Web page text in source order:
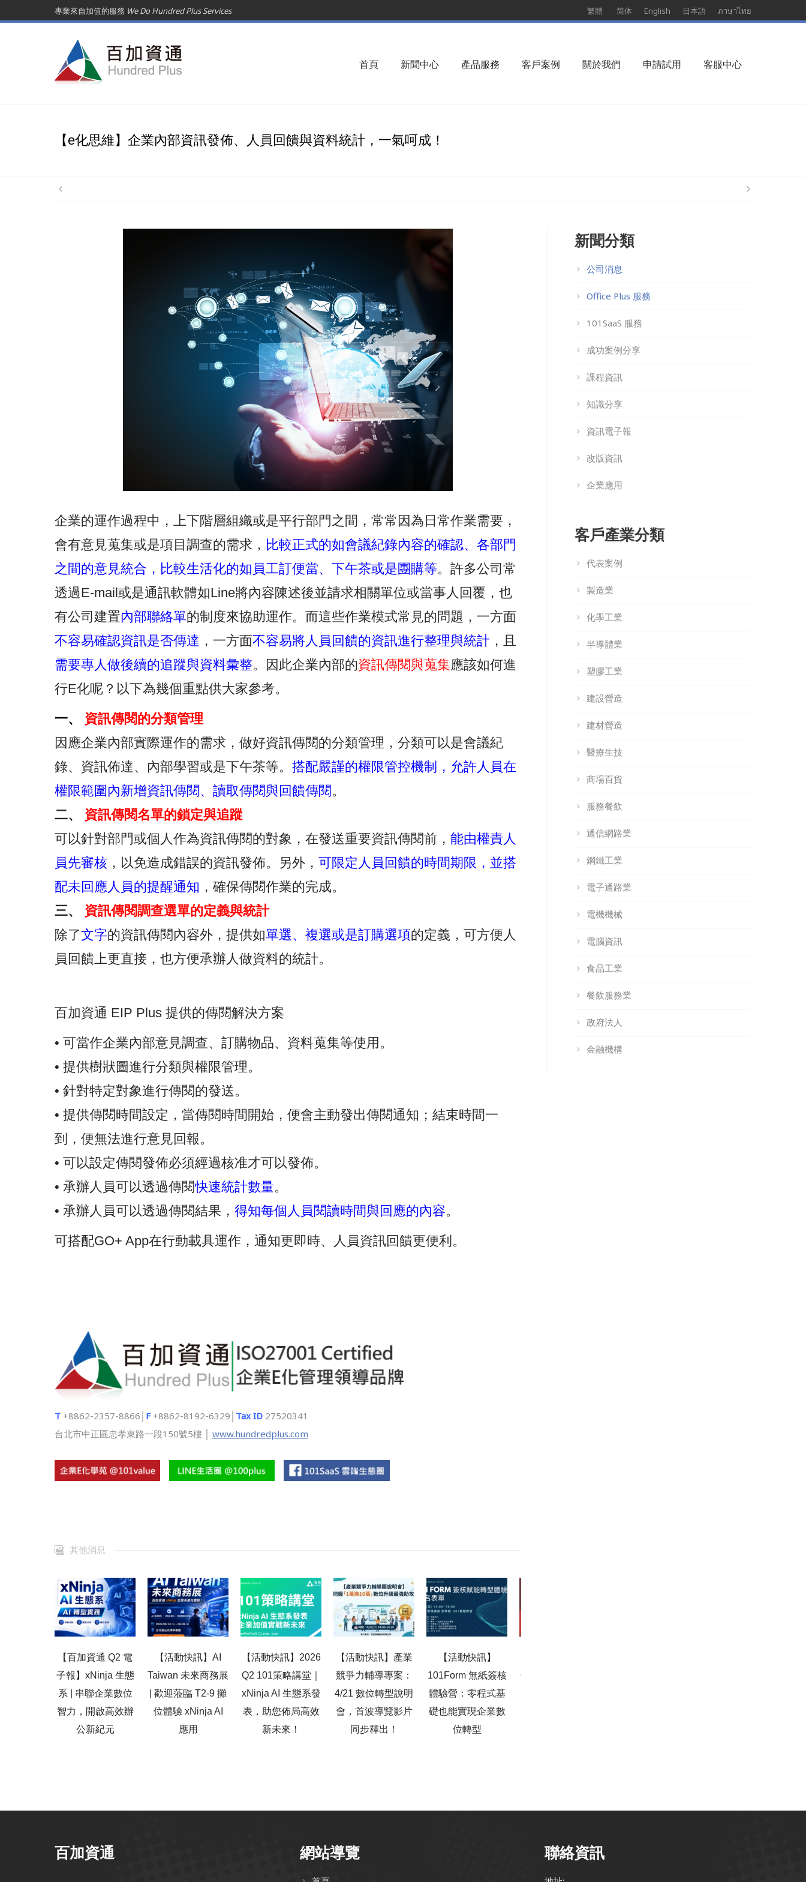
專業來自加值的服務 We Do Hundred Plus Services 繁體 简体 English 日本語 ภาษาไทย
首頁 新聞中心 產品服務 客戶案例 關於我們 申請試用 客服中心
【e化思維】企業內部資訊發佈、人員回饋與資料統計，一氣呵成！
企業的運作過程中，上下階層組織或是平行部門之間，常常因為日常作業需要，
會有意見蒐集或是項目調查的需求， 比較正式的如會議紀錄內容的確認、各部門
之間的意見統合，比較生活化的如員工訂便當、下午茶或是團購等。許多公司常
透過E-mail或是通訊軟體如Line將內容陳述後並請求相關單位或當事人回覆，也
有公司建置內部聯絡單的制度來協助運作。而這些作業模式常見的問題，一方面
不容易確認資訊是否傳達 ，一方面不容易將人員回饋的資訊進行整理與統計 ，且
需要專人做後續的追蹤與資料彙整。因此企業內部的資訊傳閱與蒐集應該如何進
行E化呢？以下為幾個重點供大家參考。
一、
資訊傳閱的分類管理
因應企業內部實際運作的需求，做好資訊傳閱的分類管理，分類可以是會議紀
錄、資訊佈達、內部學習或是下午茶等。 搭配嚴謹的權限管控機制，允許人員在
權限範圍內新增資訊傳閱、讀取傳閱與回饋傳閱。
二、
資訊傳閱名單的鎖定與追蹤
可以針對部門或個人作為資訊傳閱的對象，在發送重要資訊傳閱前， 能由權責人
員先審核 ，以免造成錯誤的資訊發佈。另外， 可限定人員回饋的時間期限，並搭
配未回應人員的提醒通知 ，確保傳閱作業的完成。
三、
資訊傳閱調查選單的定義與統計
除了文字的資訊傳閱內容外，提供如單選、複選或是訂購選項的定義，可方便人
員回饋上更直接，也方便承辦人做資料的統計。
百加資通 EIP Plus 提供的傳閱解決方案
• 可當作企業內部意見調查、訂購物品、資料蒐集等使用。
• 提供樹狀圖進行分類與權限管理。
• 針對特定對象進行傳閱的發送。
• 提供傳閱時間設定，當傳閱時間開始，便會主動發出傳閱通知；結束時間一
到，便無法進行意見回報。
• 可以設定傳閱發佈必須經過核准才可以發佈。
• 承辦人員可以透過傳閱快速統計數量。
• 承辦人員可以透過傳閱結果， 得知每個人員閱讀時間與回應的內容。
可搭配GO+ App在行動載具運作，通知更即時、人員資訊回饋更便利。
T +8862-2357-8866│ F +8862-8192-6329│ Tax ID 27520341
台北市中正區忠孝東路一段150號5樓 │ www.hundredplus.com
其他消息
【百加資通 Q2 電
子報】xNinja 生態
系 | 串聯企業數位
智力，開啟高效辦
公新紀元
【活動快訊】AI
Taiwan 未來商務展
| 歡迎蒞臨 T2-9 攤
位體驗 xNinja AI
應用
【活動快訊】2026
Q2 101策略講堂｜
xNinja AI 生態系發
表，助您佈局高效
新未來！
【活動快訊】產業
競爭力輔導專案：
4/21 數位轉型說明
會，首波導覽影片
同步釋出！
【活動快訊】
101Form 無紙簽核
體驗營：零程式基
礎也能實現企業數
位轉型
子報】2026馬到成
新聞分類
公司消息
Office Plus 服務
101SaaS 服務
成功案例分享
課程資訊
知識分享
資訊電子報
改版資訊
企業應用
客戶產業分類
代表案例
製造業
化學工業
半導體業
塑膠工業
建設營造
建材營造
醫療生技
商場百貨
服務餐飲
通信網路業
鋼鐵工業
電子通路業
電機機械
電腦資訊
食品工業
餐飲服務業
政府法人
金融機構
百加資通 網站導覽 聯絡資訊